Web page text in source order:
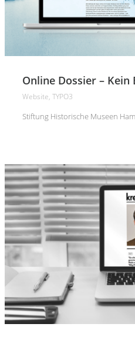
Online Dossier –
Website, TYPO3
Stiftung Historische Museen